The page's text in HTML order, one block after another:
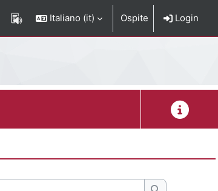
Italiano ‎(it)‎ Ospite Login